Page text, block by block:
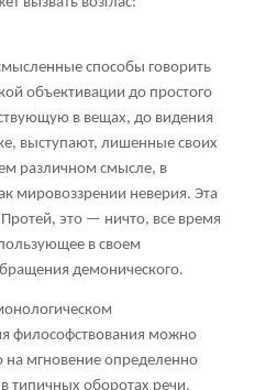
способы говорить
объективации до простого
в вещах, до видения
выступают, лишенные своих
различном смысле, в
мировоззрении неверия. Эта
это — ничто, все время
в своем
демонического.
философствования можно
на мгновение определенно
типичных оборотах речи.